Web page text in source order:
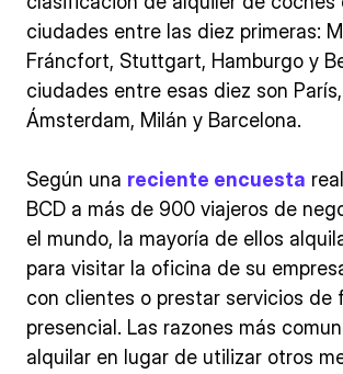
ciudades entre las diez primeras:
Fráncfort, Stuttgart, Hamburgo y
ciudades entre esas diez son
Ámsterdam, Milán y Barcelona.
Según una reciente encuesta
BCD a más de 900 viajeros de
el mundo, la mayoría de ellos
para visitar la oficina de su
con clientes o prestar servicios de
presencial. Las razones más
alquilar en lugar de utilizar otros